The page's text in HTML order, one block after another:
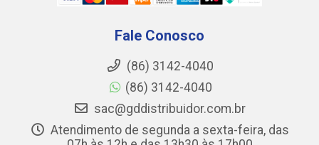
Fale Conosco
(86) 3142-4040
(86) 3142-4040
sac@gddistribuidor.com.br
Atendimento de segunda a sexta-feira, das